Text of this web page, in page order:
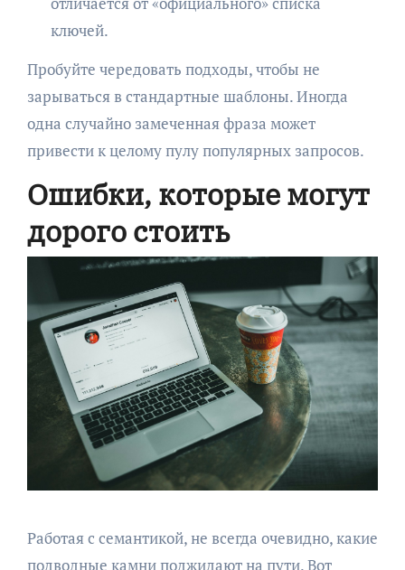
ключей.
Пробуйте чередовать подходы, чтобы не
зарываться в стандартные шаблоны. Иногда
одна случайно замеченная фраза может
привести к целому пулу популярных запросов.
Ошибки, которые могут
дорого стоить
Работая с семантикой, не всегда очевидно, какие
подводные камни поджидают на пути. Вот